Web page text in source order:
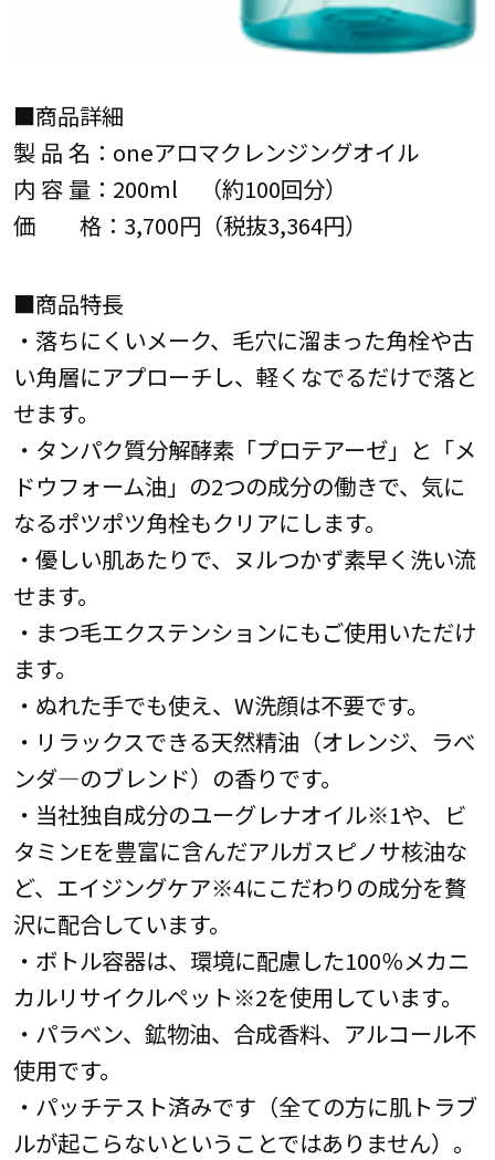
■商品詳細
製 品 名：oneアロマクレンジングオイル
内 容 量：200ml （約100回分）
価 格：3,700円（税抜3,364円）
■商品特長
・落ちにくいメーク、毛穴に溜まった角栓や古
い角層にアプローチし、軽くなでるだけで落と
せます。
・タンパク質分解酵素「プロテアーゼ」と「メ
ドウフォーム油」の2つの成分の働きで、気に
なるポツポツ角栓もクリアにします。
・優しい肌あたりで、ヌルつかず素早く洗い流
せます。
・まつ毛エクステンションにもご使用いただけ
ます。
・ぬれた手でも使え、W洗顔は不要です。
・リラックスできる天然精油（オレンジ、ラべ
ンダ―のブレンド）の香りです。
・当社独自成分のユーグレナオイル※1や、ビ
タミンEを豊富に含んだアルガスピノサ核油な
ど、エイジングケア※4にこだわりの成分を贅
沢に配合しています。
・ボトル容器は、環境に配慮した100％メカニ
カルリサイクルペット※2を使用しています。
・パラベン、鉱物油、合成香料、アルコール不
使用です。
・パッチテスト済みです（全ての方に肌トラブ
ルが起こらないということではありません）。